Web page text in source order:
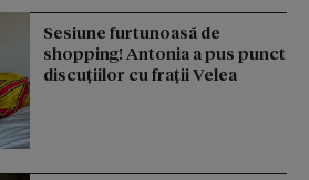
Sesiune furtunoasă de
shopping! Antonia a pus punct
discuțiilor cu frații Velea